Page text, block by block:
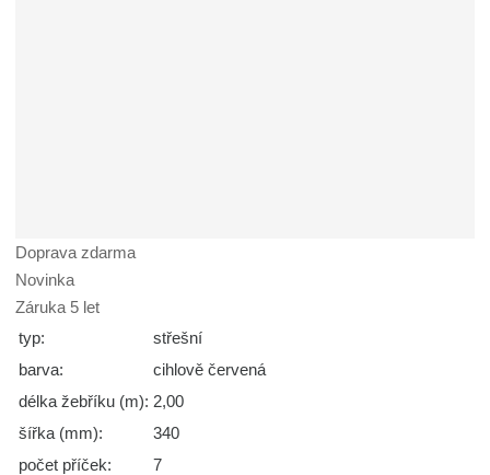
Doprava zdarma
Novinka
Záruka 5 let
typ:
střešní
barva:
cihlově červená
délka žebříku (m): 2,00
šířka (mm):
340
počet příček:
7